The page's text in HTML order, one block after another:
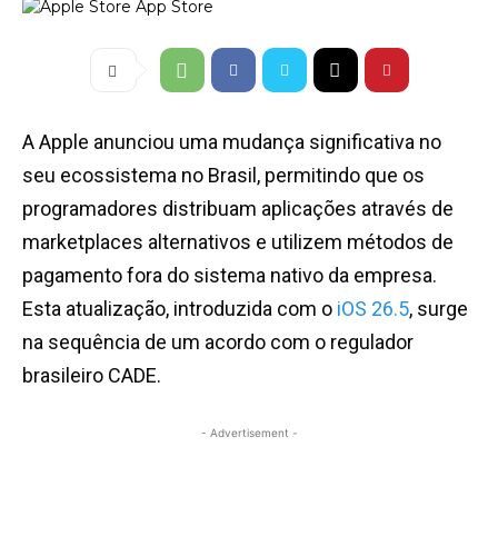
A Apple anunciou uma mudança significativa no
seu ecossistema no Brasil, permitindo que os
programadores distribuam aplicações através de
marketplaces alternativos e utilizem métodos de
pagamento fora do sistema nativo da empresa.
Esta atualização, introduzida com o iOS 26.5, surge
na sequência de um acordo com o regulador
brasileiro CADE.
- Advertisement -